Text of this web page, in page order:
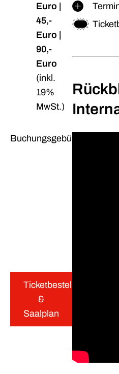
Euro |
45,-
Euro |
90,-
Euro
(inkl.
19%
MwSt.)
Buchungsgebühr
Ticketbestellung
&
Saalplan